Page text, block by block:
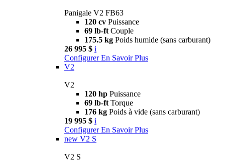
Panigale V2 FB63
120 cv Puissance
69 lb-ft Couple
175.5 kg Poids humide (sans carburant)
26 995 $ i
Configurer En Savoir Plus
V2
V2
120 hp Puissance
69 lb-ft Torque
176 kg Poids à vide (sans carburant)
19 995 $ i
Configurer En Savoir Plus
new V2 S
V2 S